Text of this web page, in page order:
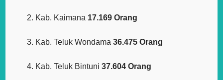
Kab. Kaimana 17.169 Orang
Kab. Teluk Wondama36.475 Orang
Kab. Teluk Bintuni37.604 Orang